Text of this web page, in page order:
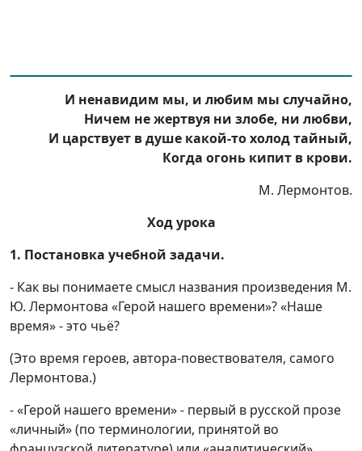
И ненавидим мы, и любим мы случайно,
Ничем не жертвуя ни злобе, ни любви,
И царствует в душе какой-то холод тайный,
Когда огонь кипит в крови.
М. Лермонтов.
Ход урока
1. Постановка учебной задачи.
- Как вы понимаете смысл названия произведения М.
Ю. Лермонтова «Герой нашего времени»? «Наше
время» - это чьё?
(Это время героев, автора-повествователя, самого
Лермонтова.)
- «Герой нашего времени» - первый в русской прозе
«личный» (по терминологии, принятой во